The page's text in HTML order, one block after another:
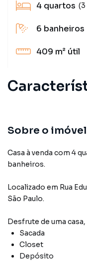
4 quartos (3
6 banheiros
409 m² útil
Sobre o imóvel
Casa à venda com 4
banheiros.
Localizado em Rua
São Paulo.
Desfrute de uma casa
Sacada
Closet
Depósito